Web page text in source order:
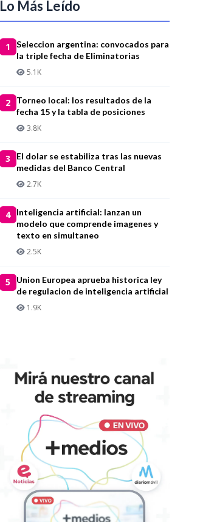
Lo Más Leído
1
Seleccion argentina: convocados para
la triple fecha de Eliminatorias
5.1K
2
Torneo local: los resultados de la
fecha 15 y la tabla de posiciones
3.8K
3
El dolar se estabiliza tras las nuevas
medidas del Banco Central
2.7K
4
Inteligencia artificial: lanzan un
modelo que comprende imagenes y
texto en simultaneo
2.5K
5
Union Europea aprueba historica ley
de regulacion de inteligencia artificial
1.9K